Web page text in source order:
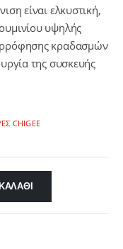
είναι ελκυστική,
υψηλής
κραδασμών
της συσκευής
CHIGEE